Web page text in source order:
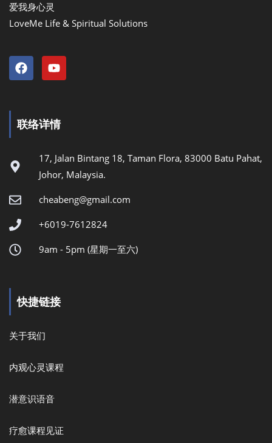
爱我身心灵
LoveMe Life & Spiritual Solutions
联络详情
17, Jalan Bintang 18, Taman Flora, 83000 Batu Pahat,
Johor, Malaysia.
cheabeng@gmail.com
+6019-7612824
9am - 5pm (星期一至六)
快捷链接
关于我们
内观心灵课程
潜意识语音
疗愈课程见证